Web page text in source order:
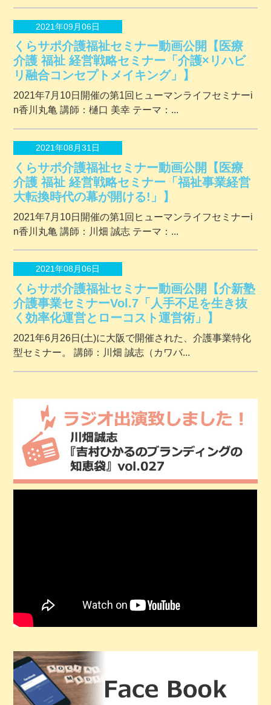
2021年09月06日
くらサポ介護福祉セミナー動画公開【医療
介護 福祉 経営戦略セミナー「介護×リハビ
リ融合コンセプトメイキング」】
2021年7月10日開催の第1回ヒューマンライフセミナーi
n香川丸亀 講師：樋口 美幸 テーマ：...
2021年08月31日
くらサポ介護福祉セミナー動画公開【医療
介護 福祉 経営戦略セミナー「福祉事業経営
大転換時代の幕が開ける!」】
2021年7月10日開催の第1回ヒューマンライフセミナーi
n香川丸亀 講師：川畑 誠志 テーマ：...
2021年08月06日
くらサポ介護福祉セミナー動画公開【介新塾
介護事業セミナーVol.7「人手不足を生き抜
く効率化運営とローコスト運営術」】
2021年6月26日(土)に大阪で開催された、介護事業特化
型セミナー。 講師：川畑 誠志（カワバ...